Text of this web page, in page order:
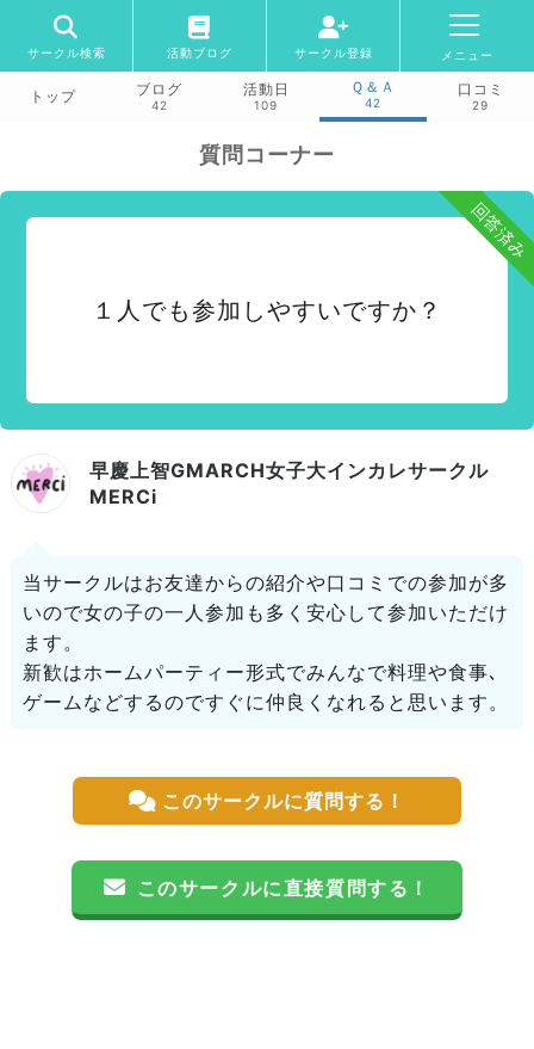
サークル検索 活動ブログ サークル登録 メニュー
トップ ブログ
42
活動日
109
Ｑ＆Ａ
42
口コミ
29
質問コーナー
回答済み
１人でも参加しやすいですか？
早慶上智GMARCH女子大インカレサークル
MERCi
当サークルはお友達からの紹介や口コミでの参加が多
いので女の子の一人参加も多く安心して参加いただけ
ます。
新歓はホームパーティー形式でみんなで料理や食事､
ゲームなどするのですぐに仲良くなれると思います。
このサークルに質問する！
このサークルに直接質問する！